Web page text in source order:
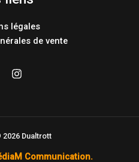
légales
de vente
Dualtrott
Communication.